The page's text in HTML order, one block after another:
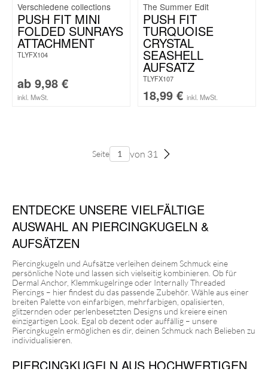
PUSH FIT MINI
FOLDED SUNRAYS
ATTACHMENT
TLYFX104
ab 9,98 €
inkl. MwSt.
The Summer Edit
PUSH FIT
TURQUOISE
CRYSTAL
SEASHELL
AUFSATZ
TLYFX107
18,99 € inkl. MwSt.
Seite von 31
ENTDECKE UNSERE VIELFÄLTIGE
AUSWAHL AN PIERCINGKUGELN &
AUFSÄTZEN
Piercingkugeln und Aufsätze verleihen deinem Schmuck eine
persönliche Note und lassen sich vielseitig kombinieren. Ob für
Dermal Anchor, Klemmkugelringe oder Internally Threaded
Piercings – hier findest du das passende Zubehör. Wähle aus einer
breiten Palette von einfarbigen, mehrfarbigen, opalisierten,
glitzernden oder perlenbesetzten Designs und kreiere einen
einzigartigen Look. Egal ob dezent oder auffällig – unsere
Piercingkugeln ermöglichen es dir, deinen Schmuck nach Belieben zu
individualisieren.
PIERCINGKUGELN AUS HOCHWERTIGEN